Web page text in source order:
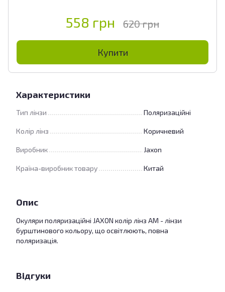
558 грн 620 грн
Купити
Характеристики
Тип лінзи Поляризаційні
Колір лінз Коричневий
Виробник Jaxon
Країна-виробник товару Китай
Опис
Окуляри поляризаційні JAXON колір лінз AM - лінзи
бурштинового кольору, що освітлюють, повна
поляризація.
Відгуки